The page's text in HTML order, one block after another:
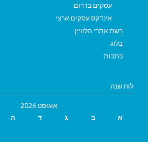
עסקים בדרום
אינדקס עסקים ארצי
רשת אתרי הלוויין
בלוג
כתבות
לוח שנה
אוגוסט 2026
א
ב ג ד ה